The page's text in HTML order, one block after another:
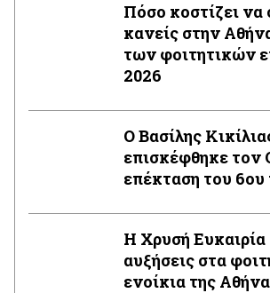
Πόσο κοστίζει να
κανείς στην
των φοιτητικών
2026
Ο Βασίλης
επισκέφθηκε τον
επέκταση του 6ου
Η Χρυσή Ευκαιρία
αυξήσεις στα
ενοίκια της